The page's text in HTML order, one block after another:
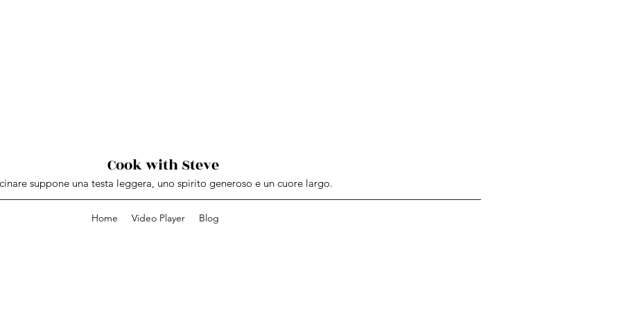
suppone una testa leggera, uno spirito generoso e un cuore largo.
Cook with Steve
Home Video Player Blog